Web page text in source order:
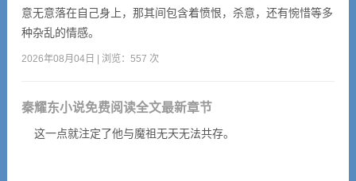
意无意落在自己身上，那其间包含着愤恨，杀意，还有惋惜等多
种杂乱的情感。
2026年08月04日 | 浏览：557 次
秦耀东小说免费阅读全文最新章节
这一点就注定了他与魔祖无天无法共存。